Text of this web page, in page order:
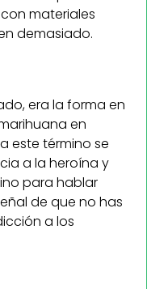
materiales
demasiado.
era la forma en
en
este término se
a la heroína y
para hablar
de que no has
a los